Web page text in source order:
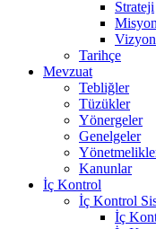
Strateji
Tarihçe
Mevzuat
Tebliğler
Tüzükler
Yönergeler
Genelgeler
Kanunlar
İç Kontrol
İç Kontrol
İç